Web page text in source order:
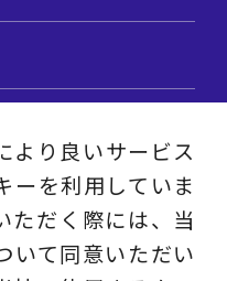
より良いサービス
ーを利用していま
ただく際には、当
いて同意いただい